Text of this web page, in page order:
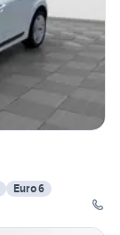
Euro 6